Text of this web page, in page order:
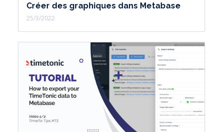
résultat apporté par l'IA.
soit vous devrez itérer plusieurs fois
en modifiant l'invite donnée à l'IA
pour obtenir le résultat souhaité.
Commençons par le concret.
Dans notre espace de travail,
configurons notre automatisation AI.
Créer des graphiques dans Metabase
25/3/2022